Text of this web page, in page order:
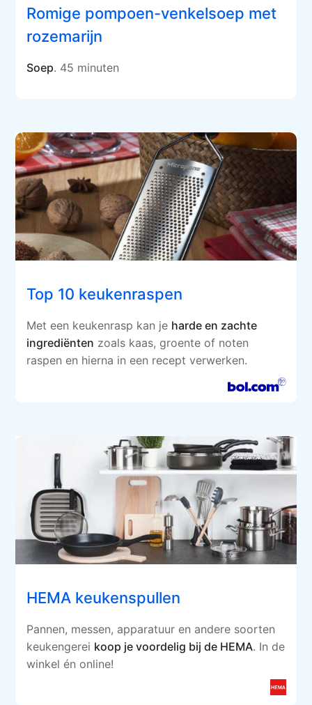
Romige pompoen-venkelsoep met
rozemarijn
Soep. 45 minuten
Top 10 keukenraspen
Met een keukenrasp kan je harde en zachte
ingrediënten zoals kaas, groente of noten
raspen en hierna in een recept verwerken.
HEMA keukenspullen
Pannen, messen, apparatuur en andere soorten
keukengerei koop je voordelig bij de HEMA. In de
winkel én online!